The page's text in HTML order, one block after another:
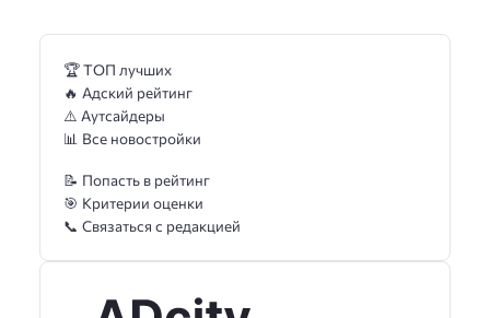
🏆 ТОП лучших
🔥 Адский рейтинг
⚠️ Аутсайдеры
📊 Все новостройки
📝 Попасть в рейтинг
🎯 Критерии оценки
📞 Связаться с редакцией